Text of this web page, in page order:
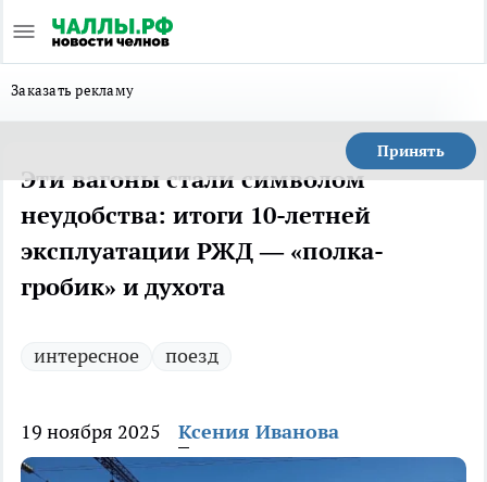
Заказать рекламу
Принять
Эти вагоны стали символом
неудобства: итоги 10-летней
эксплуатации РЖД — «полка-
гробик» и духота
интересное поезд
19 ноября 2025 Ксения Иванова